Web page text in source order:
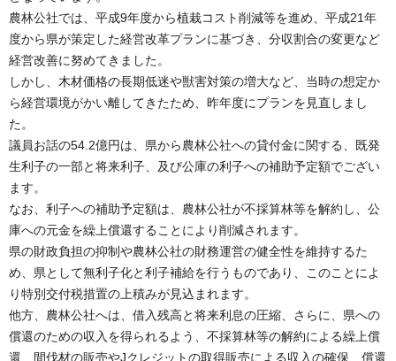
農林公社では、平成9年度から植栽コスト削減等を進め、平成21年
度から県が策定した経営改革プランに基づき、分収割合の変更など
経営改善に努めてきました。
しかし、木材価格の長期低迷や獣害対策の増大など、当時の想定か
ら経営環境がかい離してきたため、昨年度にプランを見直しまし
た。
議員お話の54.2億円は、県から農林公社への貸付金に関する、既発
生利子の一部と将来利子、及び公庫の利子への補助予定額でござい
ます。
なお、利子への補助予定額は、農林公社が不採算林等を解約し、公
庫への元金を繰上償還することにより削減されます。
県の財政負担の抑制や農林公社の財務運営の健全性を維持するた
め、県として無利子化と利子補給を行うものであり、このことによ
り特別交付税措置の上積みが見込まれます。
他方、農林公社へは、借入残高と将来利息の圧縮、さらに、県への
償還のための収入を得られるよう、不採算林等の解約による繰上償
還、間伐材の販売やJクレジットの取得販売による収入の確保、償還